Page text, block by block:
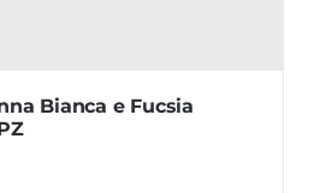
Bianca e Fucsia